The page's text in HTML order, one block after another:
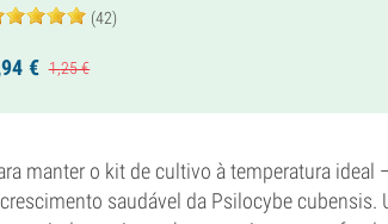
(42)
94 € 1,25€
manter o kit de cultivo à temperatura ideal
saudável da Psilocybe cubensis.